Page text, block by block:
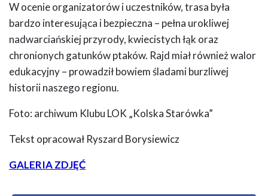
W ocenie organizatorów i uczestników, trasa była
bardzo interesująca i bezpieczna – pełna urokliwej
nadwarciańskiej przyrody, kwiecistych łąk oraz
chronionych gatunków ptaków. Rajd miał również walor
edukacyjny – prowadził bowiem śladami burzliwej
historii naszego regionu.
Foto: archiwum Klubu LOK „Kolska Starówka”
Tekst opracował Ryszard Borysiewicz
GALERIA ZDJĘĆ